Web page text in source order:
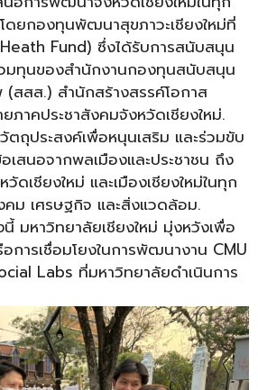
ยกองทุนพัฒนาสุขภาวะเชียงใหม่ที่
Fund) ซึ่งได้รับการสนับสนุน
มทุนของสำนักงานกองทุนสนับสนุน
(สสส.) สำนักสร้างสรรค์โอกาส
ภาคประชาสังคมจังหวัดเชียงใหม่.
ถุประสงค์เพื่อหนุนเสริม และร่วมขับ
เสนอจากพลเมืองและประชาชน ถึง
ดเชียงใหม่ และเมืองเชียงใหม่ในทุก
ม เศรษฐกิจ และสิ่งแวดล้อม.
มหาวิทยาลัยเชียงใหม่ มุ่งหวังเพื่อ
อการเชื่อมโยงในการพัฒนางาน CMU
Labs ที่มหาวิทยาลัยดำเนินการ